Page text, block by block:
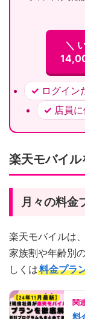
＼
ログイン
店員
楽天モバイル
月々の料金
楽天モバイルは
家族割や年齢別
しくは料金プラ
関